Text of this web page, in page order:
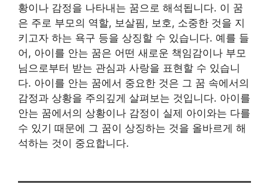
황이나 감정을 나타내는 꿈으로 해석됩니다. 이 꿈
은 주로 부모의 역할, 보살핌, 보호, 소중한 것을 지
키고자 하는 욕구 등을 상징할 수 있습니다. 예를 들
어, 아이를 안는 꿈은 어떤 새로운 책임감이나 부모
님으로부터 받는 관심과 사랑을 표현할 수 있습니
다. 아이를 안는 꿈에서 중요한 것은 그 꿈 속에서의
감정과 상황을 주의깊게 살펴보는 것입니다. 아이를
안는 꿈에서의 상황이나 감정이 실제 아이와는 다를
수 있기 때문에 그 꿈이 상징하는 것을 올바르게 해
석하는 것이 중요합니다.